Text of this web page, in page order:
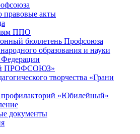
правовые акты
ППО
бюллетень Профсоюза
образования и науки
ПРОФСОЮЗ»
творчества «Грани
профилакторий «Юбилейный»
документы